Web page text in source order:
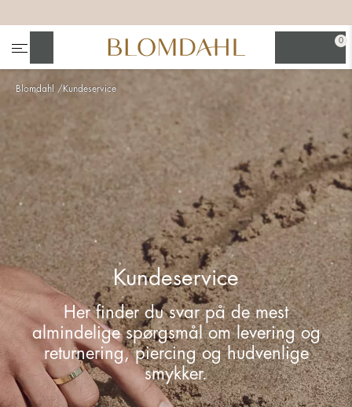
Blomdahl Kundeservice
0
Næsesmykker
Her finder du svar på de mest
almindelige spørgsmål om levering og
returnering, piercing og hudvenlige
smykker.
Kundeservice